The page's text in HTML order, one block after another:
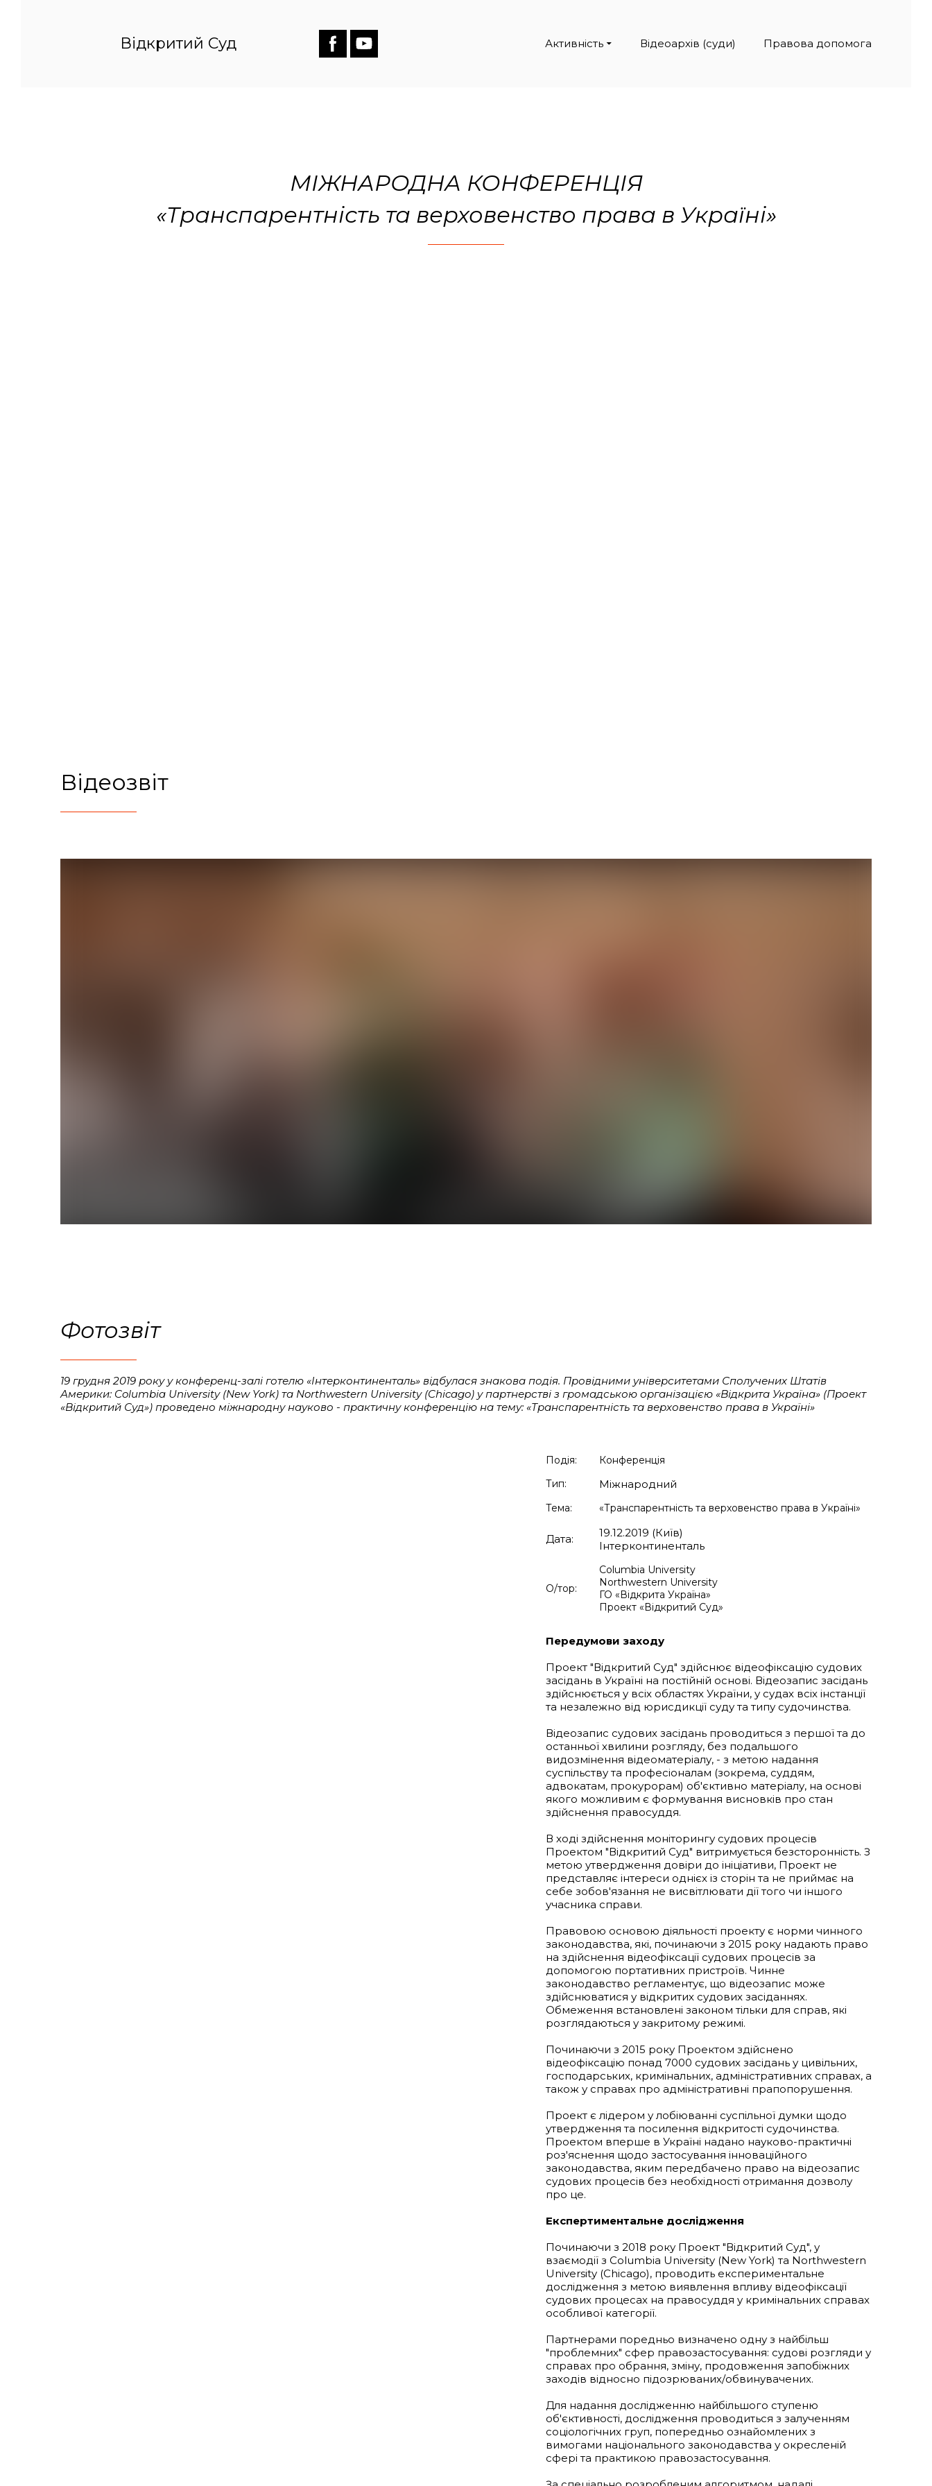
Відкритий Суд Активність Відеоархів (суди) Правова допомога
МІЖНАРОДНА КОНФЕРЕНЦІЯ
«Транспарентність та верховенство права в Україні»
Відеозвіт
Фотозвіт
19 грудня 2019 року у конференц-залі готелю «Інтерконтиненталь» відбулася знакова подія. Провідними університетами Сполучених Штатів
Америки: Columbia University (New York) та Northwestern University (Chicago) у партнерстві з громадською організацією «Відкрита Україна» (Проект
«Відкритий Суд») проведено міжнародну науково - практичну конференцію на тему: «Транспарентність та верховенство права в Україні»
Подія:
Конференція
Тип:
Міжнародний
Тема: «Транспарентність та верховенство права в Україні»
Дата:
19.12.2019 (Київ)
Інтерконтиненталь
О/тор:
Columbia University
Northwestern University
ГО «Відкрита Україна»
Проект «Відкритий Суд»
Передумови заходу
Проект "Відкритий Суд" здійснює відеофіксацію судових
засідань в Україні на постійній основі. Відеозапис засідань
здійснюється у всіх областях України, у судах всіх інстанції
та незалежно від юрисдикції суду та типу судочинства.
Відеозапис судових засідань проводиться з першої та до
останньої хвилини розгляду, без подальшого
видозмінення відеоматеріалу, - з метою надання
суспільству та професіоналам (зокрема, суддям,
адвокатам, прокурорам) об'єктивно матеріалу, на основі
якого можливим є формування висновків про стан
здійснення правосуддя.
В ході здійснення моніторингу судових процесів
Проектом "Відкритий Суд" витримується безсторонність. З
метою утвердження довіри до ініціативи, Проект не
представляє інтереси однієх із сторін та не приймає на
себе зобов'язання не висвітлювати дії того чи іншого
учасника справи.
Правовою основою діяльності проекту є норми чинного
законодавства, які, починаючи з 2015 року надають право
на здійснення відеофіксації судових процесів за
допомогою портативних пристроїв. Чинне
законодавство регламентує, що відеозапис може
здійснюватися у відкритих судових засіданнях.
Обмеження встановлені законом тільки для справ, які
розглядаються у закритому режимі.
Починаючи з 2015 року Проектом здійснено
відеофіксацію понад 7000 судових засідань у цивільних,
господарських, кримінальних, адміністративних справах, а
також у справах про адміністративні прапопорушення.
Проект є лідером у лобіюванні суспільної думки щодо
утвердження та посилення відкритості судочинства.
Проектом вперше в Україні надано науково-практичні
роз'яснення щодо застосування інноваційного
законодавства, яким передбачено право на відеозапис
судових процесів без необхідності отримання дозволу
про це.
Експертиментальне дослідження
Починаючи з 2018 року Проект "Відкритий Суд", у
взаємодії з Columbia University (New York) та Northwestern
University (Chicago), проводить експериментальне
дослідження з метою виявлення впливу відеофіксації
судових процесах на правосуддя у кримінальних справах
особливої категорії.
Партнерами поредньо визначено одну з найбільш
"проблемних" сфер правозастосування: судові розгляди у
справах про обрання, зміну, продовження запобіжних
заходів відносно підозрюваних/обвинувачених.
Для надання дослідженню найбільшого ступеню
об'єктивності, дослідження проводиться з залученням
соціологічних груп, попередньо ознайомлених з
вимогами національного законодавства у окресленій
сфері та практикою правозастосування.